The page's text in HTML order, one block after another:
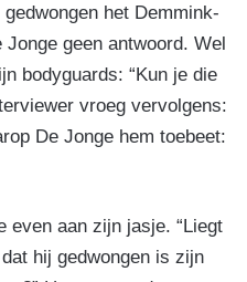
het Demmink-
geen antwoord. Wel
bodyguards: “Kun je die
vroeg vervolgens:
De Jonge hem toebeet:
aan zijn jasje. “Liegt
hij gedwongen is zijn